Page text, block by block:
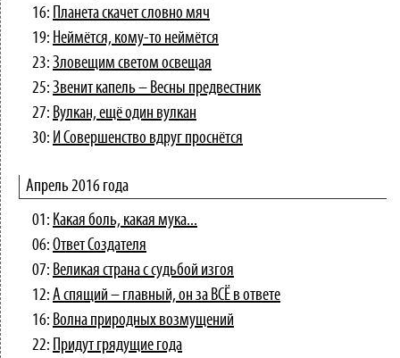
16:
Планета скачет словно мяч
19: Неймётся, кому-то неймётся
23: Зловещим светом освещая
25: Звенит капель – Весны предвестник
27: Вулкан, ещё один вулкан
30: И Совершенство вдруг проснётся
Апрель 2016 года
01: Какая боль, какая мука...
06: Ответ Создателя
07: Великая страна с судьбой изгоя
12: А спящий – главный, он за ВСЁ в ответе
16: Волна природных возмущений
22: Придут грядущие года